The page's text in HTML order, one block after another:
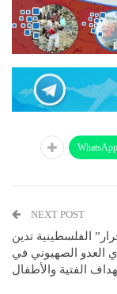
WhatsApp
NEXT POST
الفلسطينية تدين
العدو الصهيوني في
الفتية والأطفال